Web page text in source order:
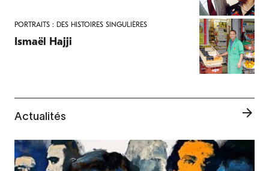
PORTRAITS : DES HISTOIRES SINGULIÈRES
Ismaël Hajji
Actualités